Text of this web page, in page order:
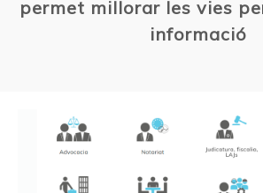
permet millorar les vies
informació